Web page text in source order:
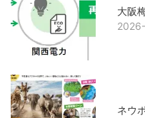
大阪
ネウ